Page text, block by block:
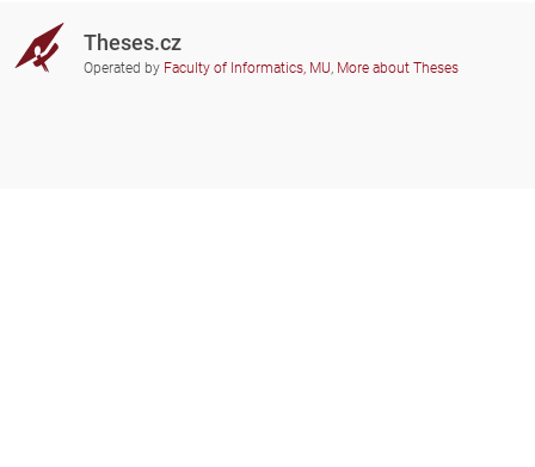
Theses.cz
Operated by Faculty of Informatics, MU, More about Theses